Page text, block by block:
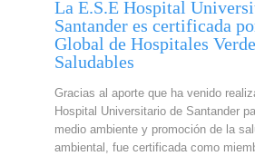
La E.S.E Hospital
Santander es certificada
Global de Hospitales
Saludables
Gracias al aporte que ha venido
Hospital Universitario de Santander
medio ambiente y promoción de la
ambiental, fue certificada como